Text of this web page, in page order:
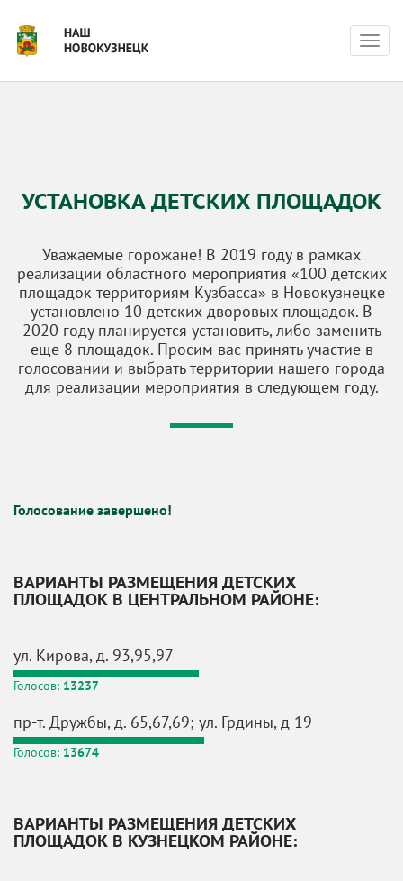
УСТАНОВКА ДЕТСКИХ ПЛОЩАДОК
Уважаемые горожане! В 2019 году в рамках
реализации областного мероприятия «100 детских
площадок территориям Кузбасса» в Новокузнецке
установлено 10 детских дворовых площадок. В
2020 году планируется установить, либо заменить
еще 8 площадок. Просим вас принять участие в
голосовании и выбрать территории нашего города
для реализации мероприятия в следующем году.
Голосование завершено!
ВАРИАНТЫ РАЗМЕЩЕНИЯ ДЕТСКИХ
ПЛОЩАДОК В ЦЕНТРАЛЬНОМ РАЙОНЕ:
ул. Кирова, д. 93,95,97
Голосов: 13237
пр-т. Дружбы, д. 65,67,69; ул. Грдины, д 19
Голосов: 13674
ВАРИАНТЫ РАЗМЕЩЕНИЯ ДЕТСКИХ
ПЛОЩАДОК В КУЗНЕЦКОМ РАЙОНЕ: